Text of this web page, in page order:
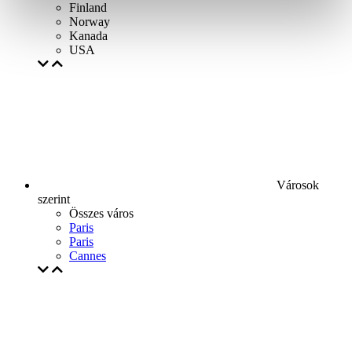
Finland
Norway
Kanada
USA
Városok
szerint
Összes város
Paris
Paris
Cannes